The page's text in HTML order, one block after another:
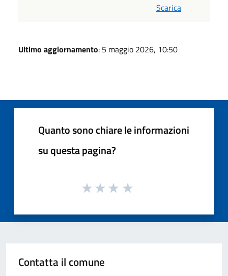
Scarica
Ultimo aggiornamento: 5 maggio 2026, 10:50
Quanto sono chiare le informazioni
su questa pagina?
Contatta il comune